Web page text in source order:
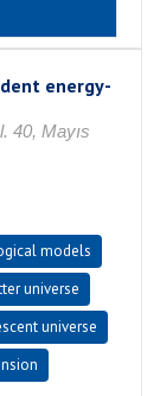
energy-
40, Mayıs
models
universe
universe